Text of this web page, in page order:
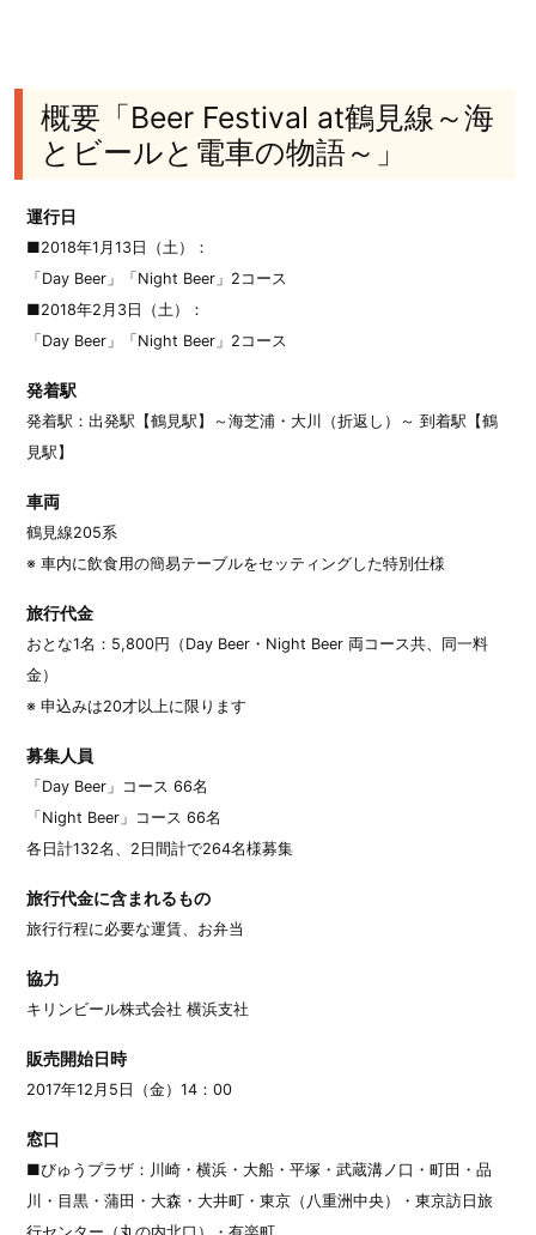
概要「Beer Festival at鶴見線～海
とビールと電車の物語～」
運行日
■2018年1月13日（土）：
「Day Beer」「Night Beer」2コース
■2018年2月3日（土）：
「Day Beer」「Night Beer」2コース
発着駅
発着駅：出発駅【鶴見駅】～海芝浦・大川（折返し）～ 到着駅【鶴
見駅】
車両
鶴見線205系
※ 車内に飲食用の簡易テーブルをセッティングした特別仕様
旅行代金
おとな1名：5,800円（Day Beer・Night Beer 両コース共、同一料
金）
※ 申込みは20才以上に限ります
募集人員
「Day Beer」コース 66名
「Night Beer」コース 66名
各日計132名、2日間計で264名様募集
旅行代金に含まれるもの
旅行行程に必要な運賃、お弁当
協力
キリンビール株式会社 横浜支社
販売開始日時
2017年12月5日（金）14：00
窓口
■びゅうプラザ：川崎・横浜・大船・平塚・武蔵溝ノ口・町田・品
川・目黒・蒲田・大森・大井町・東京（八重洲中央）・東京訪日旅